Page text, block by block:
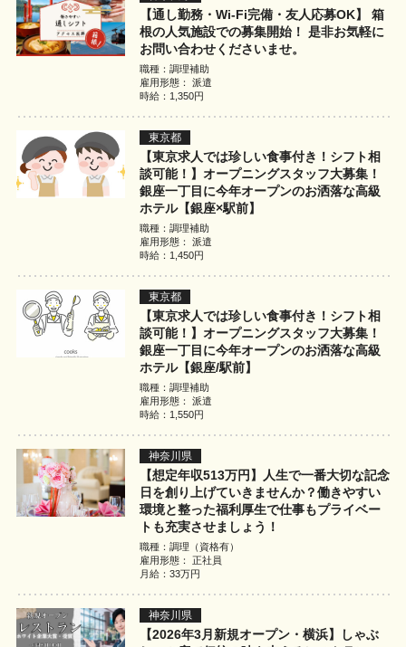
【通し勤務・Wi-Fi完備・友人応募OK】 箱
根の人気施設での募集開始！ 是非お気軽に
お問い合わせくださいませ。
職種：調理補助
雇用形態： 派遣
時給：1,350円
東京都
【東京求人では珍しい食事付き！シフト相
談可能！】オープニングスタッフ大募集！
銀座一丁目に今年オープンのお洒落な高級
ホテル【銀座×駅前】
職種：調理補助
雇用形態： 派遣
時給：1,450円
東京都
【東京求人では珍しい食事付き！シフト相
談可能！】オープニングスタッフ大募集！
銀座一丁目に今年オープンのお洒落な高級
ホテル【銀座/駅前】
職種：調理補助
雇用形態： 派遣
時給：1,550円
神奈川県
【想定年収513万円】人生で一番大切な記念
日を創り上げていきませんか？働きやすい
環境と整った福利厚生で仕事もプライベー
トも充実させましょう！
職種：調理（資格有）
雇用形態： 正社員
月給：33万円
神奈川県
【2026年3月新規オープン・横浜】しゃぶ